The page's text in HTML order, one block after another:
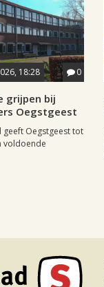
18:28 0
grijpen bij
Oegstgeest
Oegstgeest tot
voldoende